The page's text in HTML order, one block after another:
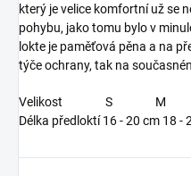
který je velice komfortní už se
pohybu, jako tomu bylo v
lokte je paměťová pěna a na
týče ochrany, tak na
Velikost S M
Délka předloktí 16 - 20 cm 18 -